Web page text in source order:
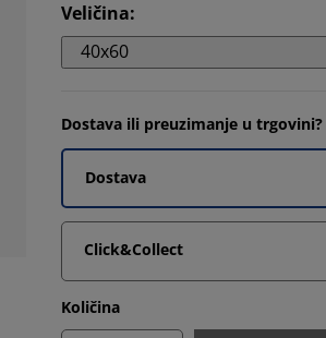
Veličina:
40x60
Dostava ili preuzimanje u trgovini?
Dostava
Click&Collect
Količina